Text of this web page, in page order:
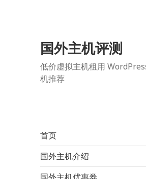
国外主机评测
低价虚拟主机租用
机推荐
首页
国外主机介绍